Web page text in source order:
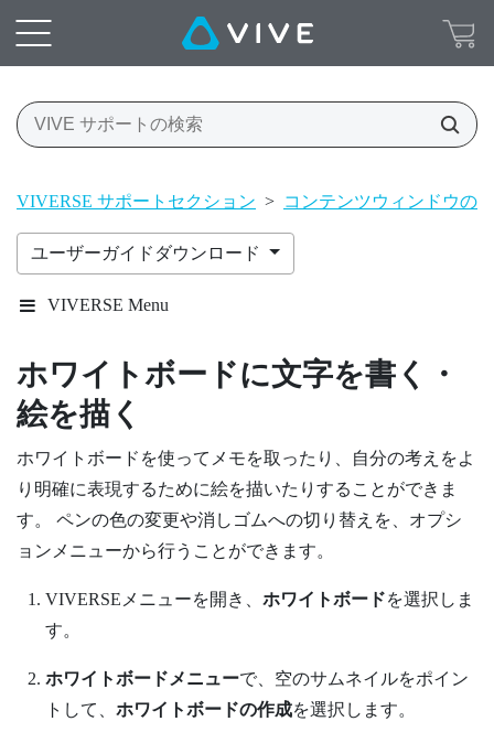
VIVERSE サポートセクション > コンテンツウィンドウの
ユーザーガイドダウンロード
VIVERSE Menu
ホワイトボードに文字を書く・
絵を描く
ホワイトボードを使ってメモを取ったり、自分の考えをよ
り明確に表現するために絵を描いたりすることができま
す。 ペンの色の変更や消しゴムへの切り替えを、 オプシ
ョンメニューから行うことができます。
VIVERSEメニューを開き、 ホワイトボードを選択しま
す。
ホワイトボードメニューで、空のサムネイルをポイン
トして、 ホワイトボードの作成を選択します。